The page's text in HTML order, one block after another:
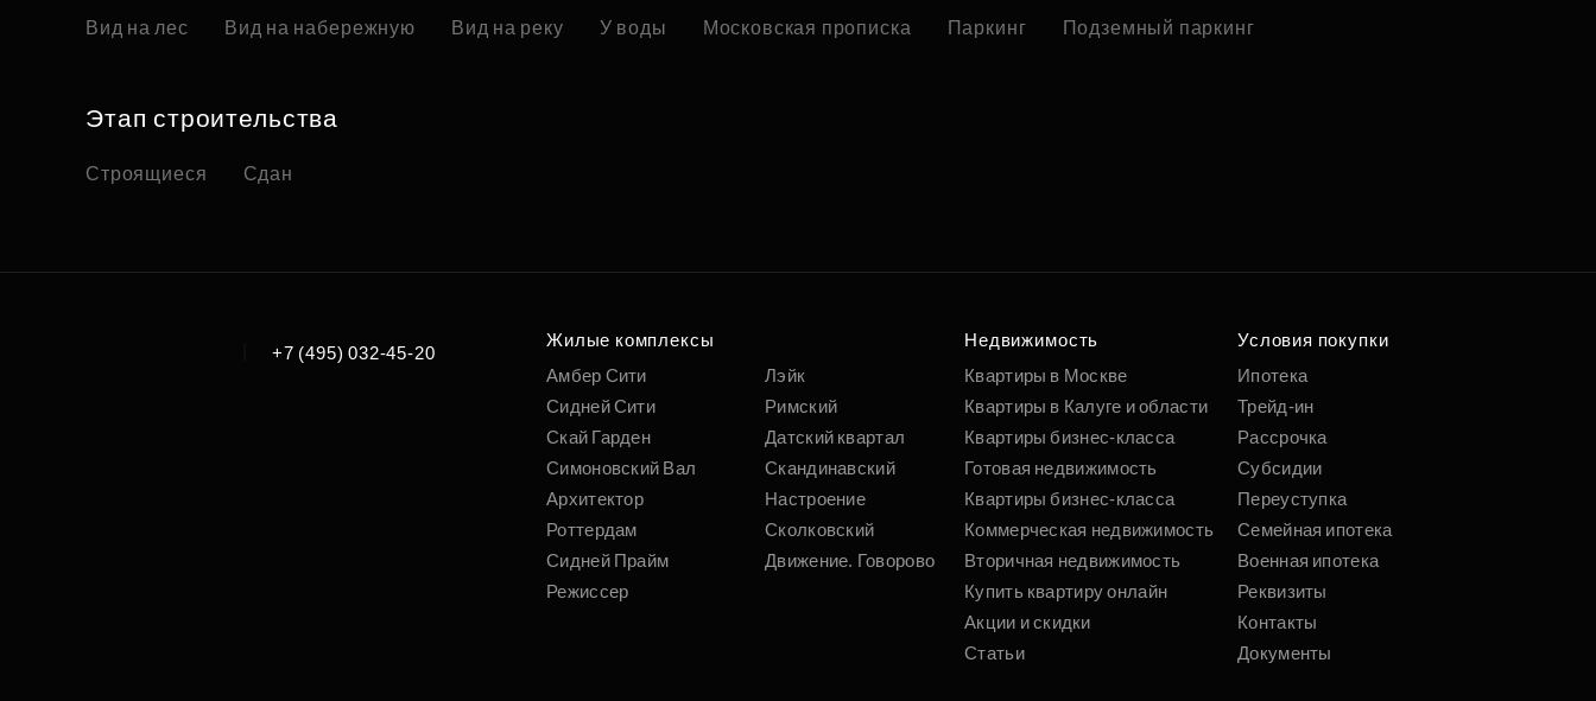
Вид на лес Вид на набережную Вид на реку У воды Московская прописка Паркинг Подземный паркинг
Этап строительства
Строящиеся Сдан
+7 (495) 032-45-20
Жилые комплексы
Амбер Сити
Сидней Сити
Скай Гарден
Симоновский Вал
Архитектор
Роттердам
Сидней Прайм
Режиссер
Лэйк
Римский
Датский квартал
Скандинавский
Настроение
Сколковский
Движение. Говорово
Недвижимость
Квартиры в Москве
Квартиры в Калуге и области
Квартиры бизнес-класса
Готовая недвижимость
Квартиры бизнес-класса
Коммерческая недвижимость
Вторичная недвижимость
Купить квартиру онлайн
Акции и скидки
Статьи
Условия покупки
Ипотека
Трейд-ин
Рассрочка
Субсидии
Переуступка
Семейная ипотека
Военная ипотека
Реквизиты
Контакты
Документы